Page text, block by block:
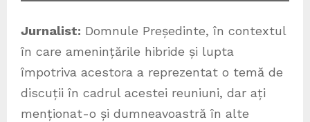
Jurnalist: Domnule Președinte, în contextul
în care amenințările hibride și lupta
împotriva acestora a reprezentat o temă de
discuții în cadrul acestei reuniuni, dar ați
menționat-o și dumneavoastră în alte